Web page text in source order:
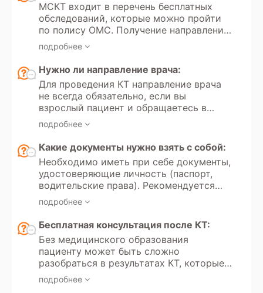
МСКТ входит в перечень бесплатных
обследований, которые можно пройти
по полису ОМС. Получение направления
на мультиспиральную компьютерную
томографию регулируется Федеральным
законом РФ «Об обязательном
медицинском страховании» №323.
Кроме того, в России доступно
прохождение МСКТ по программам
добровольного медицинского
страхования.
подробнее
Нужно ли направление врача:
Для проведения КТ направление врача
не всегда обязательно, если вы
взрослый пациент и обращаетесь в
частную клинику для платного
обследования. Однако если вы хотите
пройти КТ по полису обязательного
медицинского страхования, то
направление от врача необходимо.
Направление всегда требуется для
проведения КТ детям до 18 лет, как в
государственных медицинских
подробнее
Какие документы нужно взять с собой:
Необходимо иметь при себе документы,
удостоверяющие личность (паспорт,
водительские права). Рекомендуется
иметь направление врача с указанием
цели обследования и минимальных
требований к протоколам. Для оценки
динамики состояния следует принести
результаты предыдущих обследований.
подробнее
Бесплатная консультация после КТ:
Без медицинского образования
пациенту может быть сложно
разобраться в результатах КТ, которые
вызывают вопросы и сомнения.
Некоторые диагностические центры
подробнее